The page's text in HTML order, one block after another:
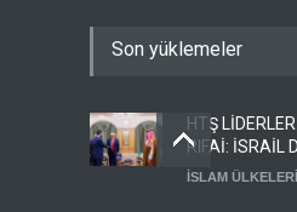
Son yüklemeler
HTŞ
RIFAİ: İSRAİL
HERKESLE
İSLAM ÜLKELERİ